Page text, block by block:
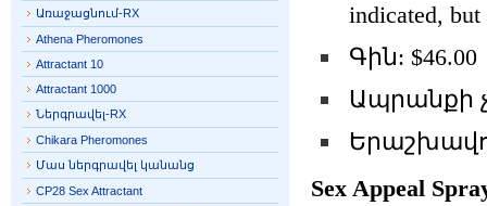
indicated,
Գին: $46.00
Ապրանքի
Sex Appeal
Առաջացնում-RX
Athena Pheromones
Attractant 10
Attractant 1000
Ներգրավել-RX
Chikara Pheromones
Մաս ներգրավել կանանց
CP28 Sex Attractant